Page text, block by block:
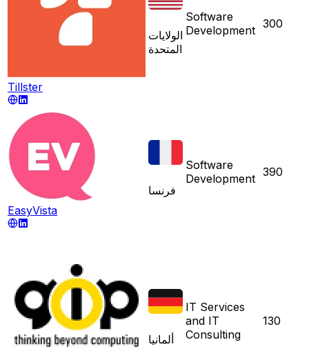
Tillster
الولايات
المتحدة
Software
Development 300
EasyVista
فرنسا
Software
Development 390
ألمانيا
IT Services
and IT
Consulting
130